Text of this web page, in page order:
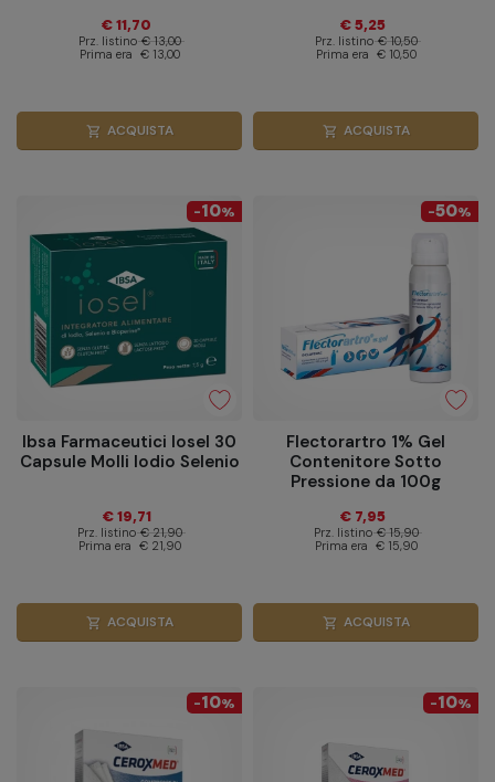
€ 11,70
Prz. listino € 13,00
Prima era € 13,00
shopping_cart ACQUISTA
€ 5,25
Prz. listino € 10,50
Prima era € 10,50
shopping_cart ACQUISTA
-10%
Ibsa Farmaceutici Iosel 30
Capsule Molli Iodio Selenio
€ 19,71
Prz. listino € 21,90
Prima era € 21,90
shopping_cart ACQUISTA
-50%
Flectorartro 1% Gel
Contenitore Sotto
Pressione da 100g
€ 7,95
Prz. listino € 15,90
Prima era € 15,90
shopping_cart ACQUISTA
-10% -10%